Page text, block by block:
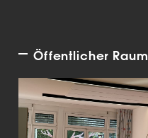
Öffentlicher Raum